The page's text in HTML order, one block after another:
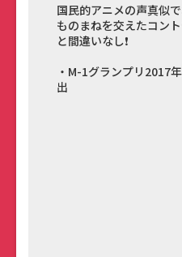
国民的アニメの声真似で
ものまねを交えたコン
と間違いなし❗️
・M-1グランプリ2017
出